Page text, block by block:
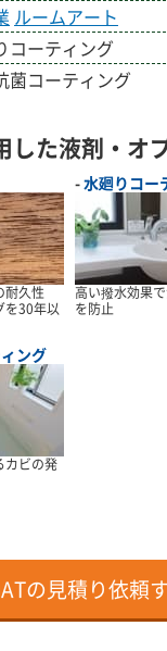
ルームアート
コーティング
菌コーティング
した液剤・オ
耐久性
を30年以
水廻りコー
高い撥水効果
を防止
ング
カビの発
の見積り依頼